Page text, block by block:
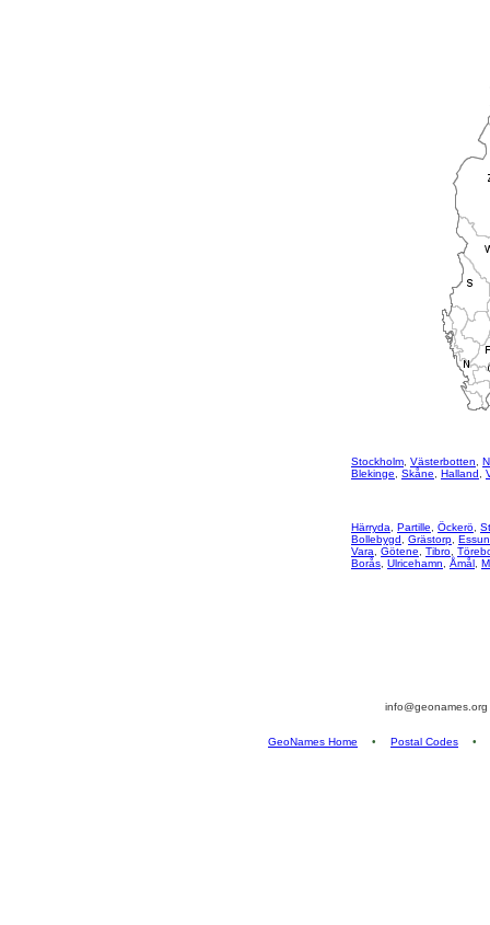
Stockholm Västerbotten
Blekinge
Skåne Halland
Härryda Partille Öckerö
Bollebygd
Grästorp
Vara
Götene Tibro
Borås Ulricehamn Åmål
info@geonames.org
GeoNames Home • Postal Codes •